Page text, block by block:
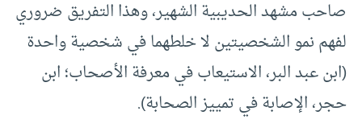
صاحب مشهد الحديبية الشهير، وهذا التفريق ضروري
لفهم نمو الشخصيتين لا خلطهما في شخصية واحدة
(ابن عبد البر، الاستيعاب في معرفة الأصحاب؛ ابن
حجر، الإصابة في تمييز الصحابة).